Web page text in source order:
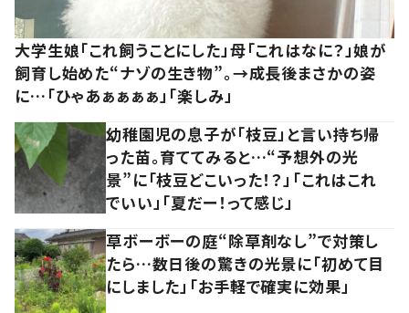
大学生娘「これ飼うことにした」母「これはなに？」娘が
飼育し始めた“ナゾの生き物”。→成長後まさかの姿
に…「ひゃあぁぁぁぁ」「楽しみ」
幼稚園児の息子が「枝豆」と言い持ち帰
った苗。育ててみると…“予想外の光
景”に「枝豆どこいった！？」「これはこれ
でいい」「夏だー！って感じ」
草ボーボーの庭“除草剤なし”で対策し
たら…数日後の驚きの光景に「初めて目
にしました」「お手軽で確実に効果」